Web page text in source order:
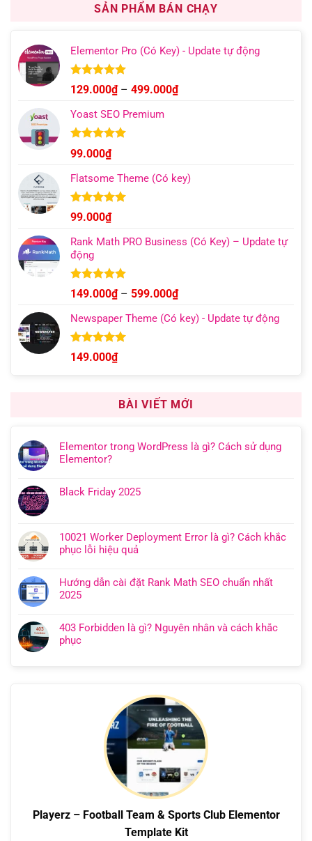
1.000.000₫.
là:
499.000₫.
SẢN PHẨM BÁN CHẠY
Elementor Pro (Có Key) - Update tự động
Được xếp
hạng 4.93
5 sao
129.000₫ – 499.000₫Khoảng
Yoast SEO Premium
Được xếp
hạng4.96
5 sao
99.000₫
Flatsome Theme (Có key)
Được xếp
hạng4.95
5 sao
99.000₫
Rank Math PRO Business (Có Key) – Update tự
động
Được xếp
hạng 5.00
5 sao
149.000₫ – 599.000₫Khoảng
từ
Newspaper Theme (Có key) - Update tự động
Được xếp
hạng 4.92
149.000₫
BÀI VIẾT MỚI
Elementor trong WordPress là gì? Cách sử dụng
Elementor?
Black Friday 2025
10021 Worker Deployment Error là gì? Cách khắc
phục lỗi hiệu quả
Hướng dẫn cài đặt Rank Math SEO chuẩn nhất
2025
403 Forbidden là gì? Nguyên nhân và cách khắc
phục
Playerz – Football Team & Sports Club Elementor
Template Kit